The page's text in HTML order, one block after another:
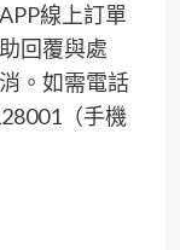
線上訂單
回覆與處
。如需電話
（手機